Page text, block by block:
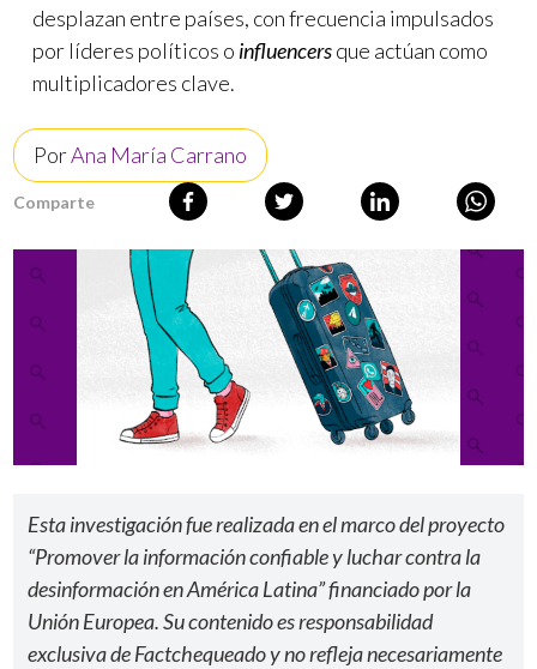
desplazan entre países, con frecuencia impulsados
por líderes políticos o influencersque actúan como
multiplicadores clave.
PorAna María Carrano
Comparte
Esta investigación fue realizada en el marco del proyecto
“Promover la información confiable y luchar contra la
desinformación en América Latina” financiado por la
Unión Europea. Su contenido es responsabilidad
exclusiva de Factchequeado y no refleja necesariamente